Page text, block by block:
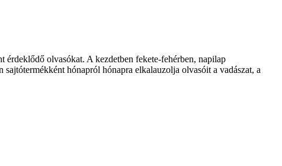
olvasókat. A kezdetben fekete-fehérben, napilap
hónapról hónapra elkalauzolja olvasóit a vadászat, a